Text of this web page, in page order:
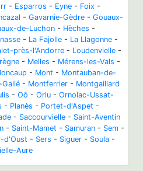
- Esparros - Eyne - Foix -
- Gavarnie-Gèdre - Gouaux-
de-Luchon - Hèches -
- La Fajolle - La Llagonne -
près-l'Andorre - Loudenvielle -
- Melles - Mérens-les-Vals -
- Mont - Montauban-de-
- Montferrier - Montgaillard
- Oô - Orlu - Ornolac-Ussat-
- Planès - Portet-d'Aspet -
- Saccourvielle - Saint-Aventin
- Saint-Mamet - Samuran - Sem -
d'Oust - Sers - Siguer - Soula -
Aure